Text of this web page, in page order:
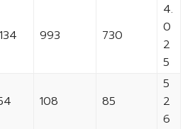
993 730
4.
0
2
5
108 85
5
2
6